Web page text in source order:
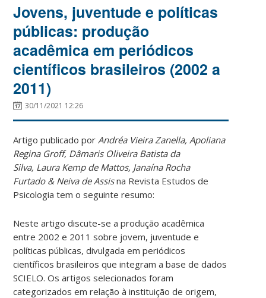
Jovens, juventude e políticas
públicas: produção
acadêmica em periódicos
científicos brasileiros (2002 a
2011)
30/11/2021 12:26
Artigo publicado por Andréa Vieira Zanella, Apoliana
Regina Groff, Dâmaris Oliveira Batista da
Silva, Laura Kemp de Mattos, Janaína Rocha
Furtado & Neiva de Assisna Revista Estudos de
Psicologia tem o seguinte resumo:
Neste artigo discute-se a produção acadêmica
entre 2002 e 2011 sobre jovem, juventude e
políticas públicas, divulgada em periódicos
científicos brasileiros que integram a base de dados
SCIELO. Os artigos selecionados foram
categorizados em relação à instituição de origem,